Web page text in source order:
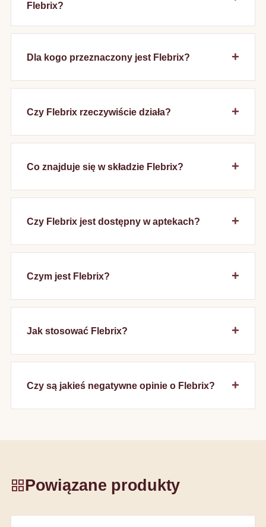
Flebrix?
Dla kogo przeznaczony jest Flebrix?
Czy Flebrix rzeczywiście działa?
Co znajduje się w składzie Flebrix?
Czy Flebrix jest dostępny w aptekach?
Czym jest Flebrix?
Jak stosować Flebrix?
Czy są jakieś negatywne opinie o Flebrix?
Powiązane produkty